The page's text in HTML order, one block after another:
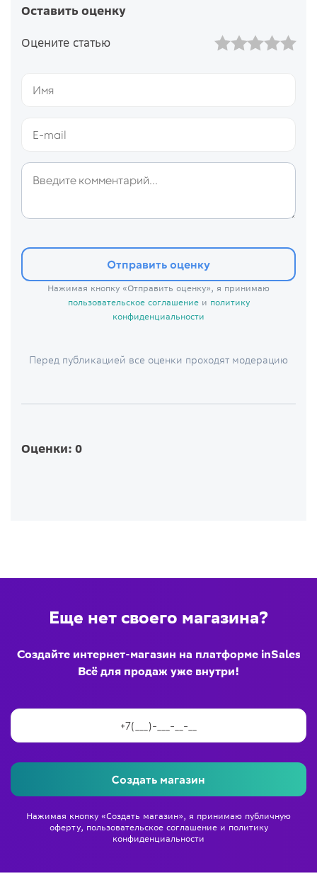
Оставить оценку
Оцените статью
Отправить оценку
Нажимая кнопку «Отправить оценку», я принимаю
пользовательское соглашениеи политику
конфиденциальности
Перед публикацией все оценки проходят модерацию
Оценки: 0
Еще нет своего магазина?
Создайте интернет-магазин на платформе inSales
Всё для продаж уже внутри!
Создать магазин
Нажимая кнопку «Создать магазин», я принимаю публичную
оферту, пользовательское соглашениеи политику
конфиденциальности